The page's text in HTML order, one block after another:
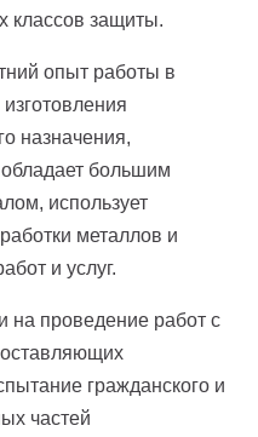
классов защиты.
опыт работы в
назначения,
большим
использует
металлов и
и услуг.
на проведение работ с
гражданского и
частей